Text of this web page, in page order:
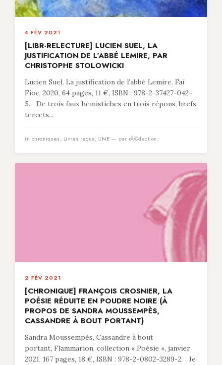
4 FÉV 2021
[LIBR-RELECTURE] LUCIEN SUEL, LA
JUSTIFICATION DE L’ABBÉ LEMIRE, PAR
CHRISTOPHE STOLOWICKI
Lucien Suel, La justification de l’abbé Lemire, Faï
Fioc, 2020, 64 pages, 11 €, ISBN : 978-2-37427-042-
5. De trois faux hémistiches en trois répons, brefs
tercets...
in chroniques, Livres reçus, UNE — par rÃ©daction
2 FÉV 2021
[CHRONIQUE] FRANÇOIS CROSNIER, LA
POÉSIE RÉDUITE EN POUDRE NOIRE (À
PROPOS DE SANDRA MOUSSEMPÈS,
CASSANDRE À BOUT PORTANT)
Sandra Moussempès, Cassandre à bout
portant, Flammarion, collection « Poésie », janvier
2021, 167 pages, 18 €, ISBN : 978-2-0802-3289-2. Je